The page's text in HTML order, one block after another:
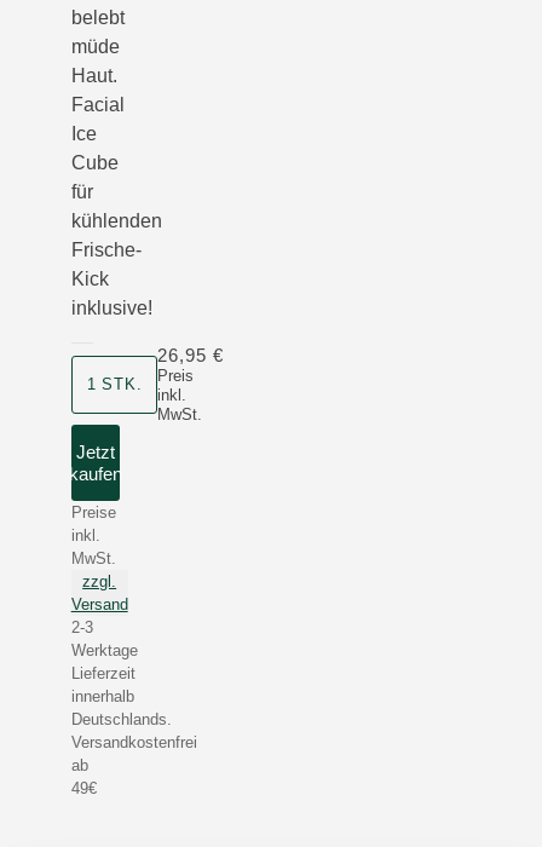
belebt
müde
Haut.
Facial
Ice
Cube
für
kühlenden
Frische-
Kick
inklusive!
1 STK.
Preis
inkl.
MwSt.
26,95 €
Jetzt
kaufen
Preise
inkl.
MwSt.
zzgl.
Versand
2-3
Werktage
Lieferzeit
innerhalb
Deutschlands.
Versandkostenfrei
ab
49€